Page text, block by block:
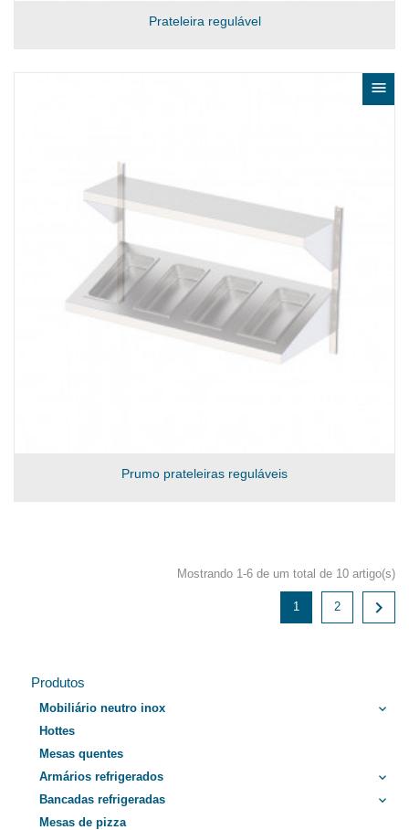
Prateleira regulável
Prumo prateleiras reguláveis

Mostrando 1-6 de um total de 10 artigo(s)
1 2 
Produtos
Mobiliário neutro inox keyboard_arrow_down
Hottes
Mesas quentes
Armários refrigerados
keyboard_arrow_down
Bancadas refrigeradas keyboard_arrow_down
Mesas de pizza